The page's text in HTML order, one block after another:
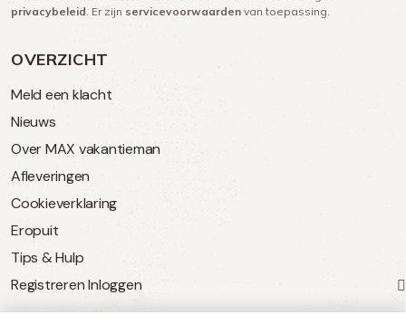
OVERZICHT
Meld een klacht
Nieuws
Over MAX vakantieman
Afleveringen
Cookieverklaring
Eropuit
Tips & Hulp
Registreren Inloggen
privacybeleid . Er zijn servicevoorwaarden van toepassing.